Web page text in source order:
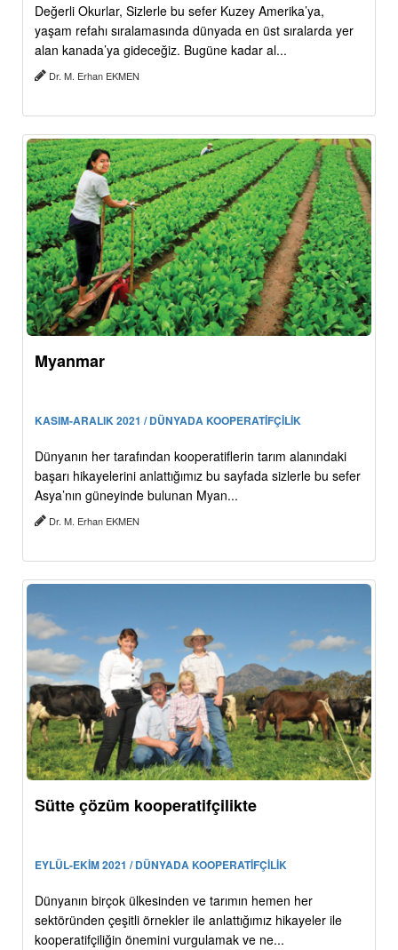
Değerli Okurlar, Sizlerle bu sefer Kuzey Amerika’ya,
yaşam refahı sıralamasında dünyada en üst sıralarda yer
alan kanada’ya gideceğiz. Bugüne kadar al...
Dr. M. Erhan EKMEN
Myanmar
KASIM-ARALIK 2021 / DÜNYADA KOOPERATİFÇİLİK
Dünyanın her tarafından kooperatiflerin tarım alanındaki
başarı hikayelerini anlattığımız bu sayfada sizlerle bu sefer
Asya’nın güneyinde bulunan Myan...
Dr. M. Erhan EKMEN
Sütte çözüm kooperatifçilikte
EYLÜL-EKİM 2021 / DÜNYADA KOOPERATİFÇİLİK
Dünyanın birçok ülkesinden ve tarımın hemen her
sektöründen çeşitli örnekler ile anlattığımız hikayeler ile
kooperatifçiliğin önemini vurgulamak ve ne...